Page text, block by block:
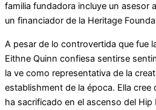
familia fundadora incluye un asesor
un financiador de la Heritage
A pesar de lo controvertida que fue
Eithne Quinn confiesa sentirse
la ve como representativa de la
establishment de la época. Ella cree
ha sacrificado en el ascenso del Hip